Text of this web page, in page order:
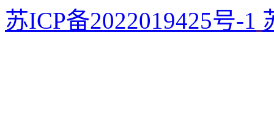
苏ICP备2022019425号-1